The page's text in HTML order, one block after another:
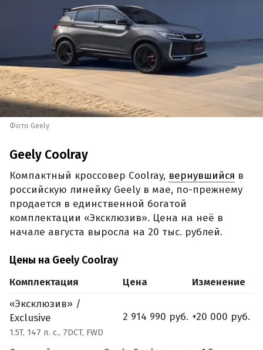
Фото Geely
Geely Coolray
Компактный кроссовер Coolray, вернувшийся в
российскую линейку Geely в мае, по-прежнему
продается в единственной богатой
комплектации «Эксклюзив». Цена на неё в
начале августа выросла на 20 тыс. рублей.
Цены на Geely Coolray
Комплектация Цена
Изменение
«Эксклюзив» /
Exclusive
1.5T, 147 л. с., 7DCT, FWD
2 914 990 руб. +20 000 руб.